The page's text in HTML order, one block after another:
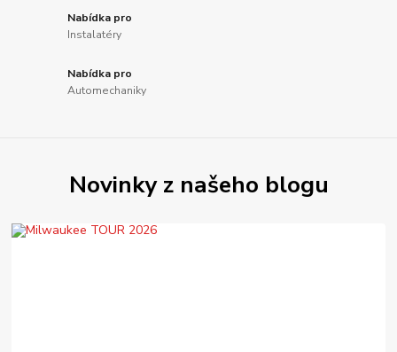
Nabídka pro
Instalatéry
Nabídka pro
Automechaniky
Novinky z našeho blogu